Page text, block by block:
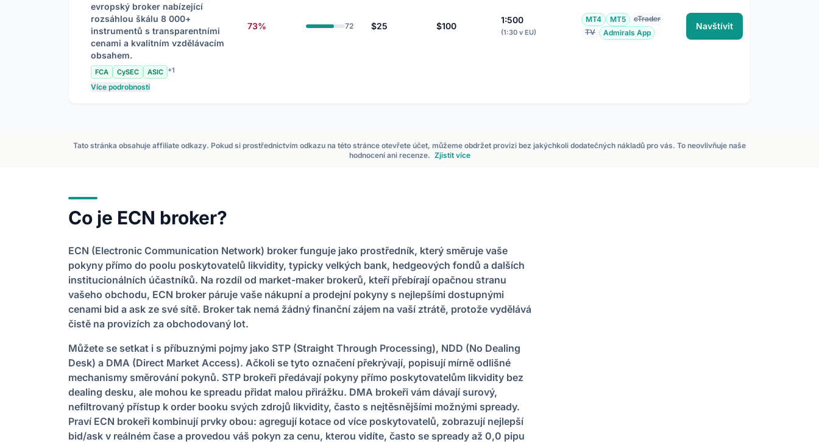
evropský broker nabízející
rozsáhlou škálu 8 000+
instrumentů s transparentními
cenami a kvalitním vzdělávacím
obsahem.
FCA CySEC ASIC +1
Více podrobností
73% 72 $25 $100
1:500
(1:30 v EU)
MT4 MT5
cTrader
TV
Admirals App
Navštívit
Tato stránka obsahuje affiliate odkazy. Pokud si prostřednictvím odkazu na této stránce otevřete účet, můžeme obdržet provizi bez jakýchkoli dodatečných nákladů pro vás. To neovlivňuje naše
hodnocení ani recenze. Zjistit více
Co je ECN broker?
ECN (Electronic Communication Network) broker funguje jako prostředník, který směruje vaše
pokyny přímo do poolu poskytovatelů likvidity, typicky velkých bank, hedgeových fondů a dalších
institucionálních účastníků. Na rozdíl od market-maker brokerů, kteří přebírají opačnou stranu
vašeho obchodu, ECN broker páruje vaše nákupní a prodejní pokyny s nejlepšími dostupnými
cenami bid a ask ze své sítě. Broker tak nemá žádný finanční zájem na vaší ztrátě, protože vydělává
čistě na provizích za obchodovaný lot.
Můžete se setkat i s příbuznými pojmy jako STP (Straight Through Processing), NDD (No Dealing
Desk) a DMA (Direct Market Access). Ačkoli se tyto označení překrývají, popisují mírně odlišné
mechanismy směrování pokynů. STP brokeři předávají pokyny přímo poskytovatelům likvidity bez
dealing desku, ale mohou ke spreadu přidat malou přirážku. DMA brokeři vám dávají surový,
nefiltrovaný přístup k order booku svých zdrojů likvidity, často s nejtěsnějšími možnými spready.
Praví ECN brokeři kombinují prvky obou: agregují kotace od více poskytovatelů, zobrazují nejlepší
bid/ask v reálném čase a provedou váš pokyn za cenu, kterou vidíte, často se spready až 0,0 pipu